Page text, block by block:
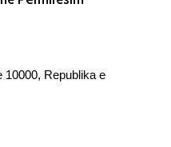
10000, Republika e